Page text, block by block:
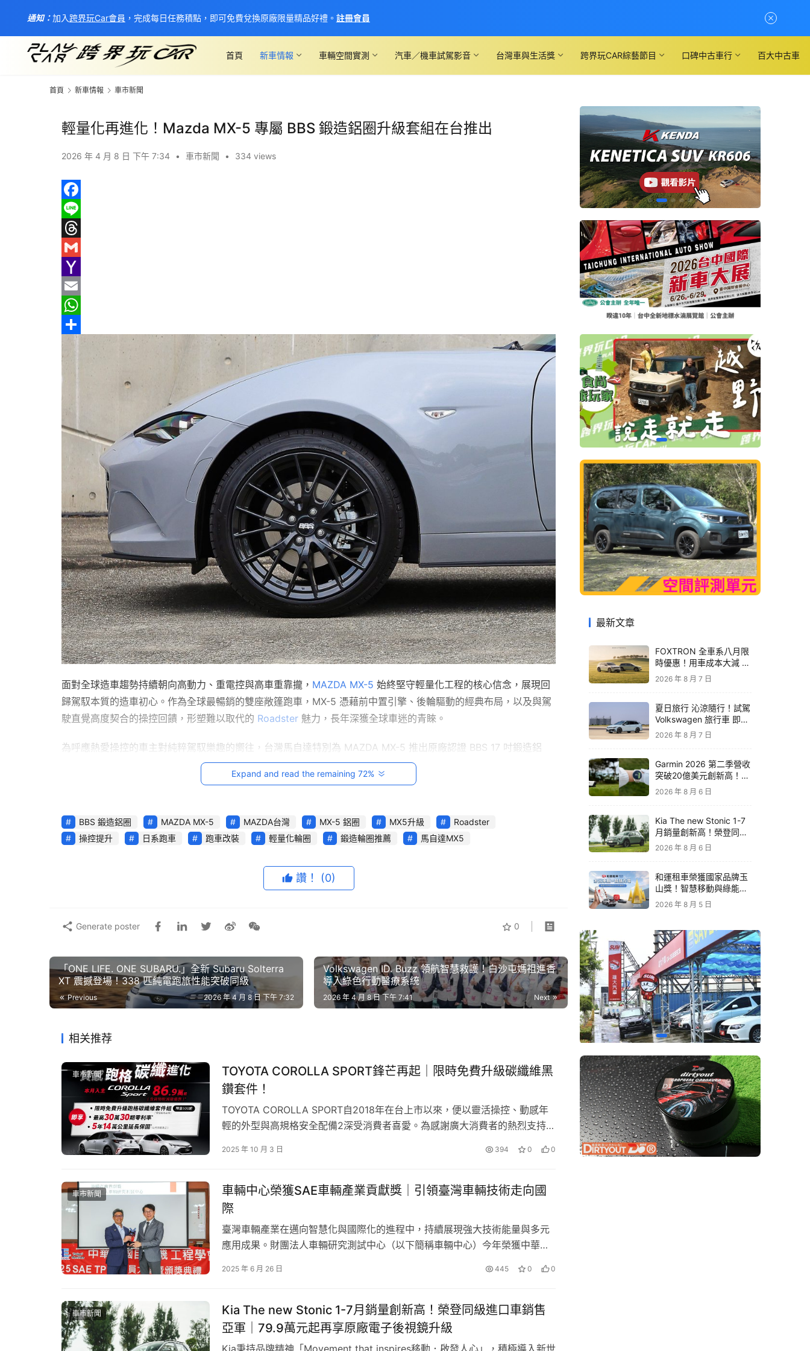
首頁 新車情報 車輛空間實測 汽車／機車試駕影音 台灣車與生活獎 跨界玩CAR綜藝節目 口碑中古車行 百大中古車
首頁 新車情報 車市新聞
輕量化再進化！Mazda MX-5 專屬 BBS 鍛造鋁圈升級套組在台推出
2026 年 4 月 8 日 下午 7:34 • 車市新聞 • 334 views
F
a
c
b
o
o
L
e
T
r
e
a
s
G
m
a
Y
a
h
o
M
E
m
i
l
W
a
t
享
面對全球造車趨勢持續朝向高動力、重電控與高車重靠攏， MAZDA MX-5 始終堅守輕量化工程的核心信念，展現回
歸駕馭本質的造車初心。作為全球最暢銷的雙座敞篷跑車，MX-5 憑藉前中置引擎、後輪驅動的經典布局，以及與駕
駛直覺高度契合的操控回饋，形塑難以取代的 Roadster 魅力，長年深獲全球車迷的青睞。
為呼應熱愛操控的車主對純粹駕馭樂趣的嚮往，台灣馬自達特別為 MAZDA MX-5 推出原廠認證 BBS 17 吋鍛造鋁
圈，全車套組售價 10 萬元。透過源自日本製造體系的經典鍛造工藝，延續 MX-5 一貫對輕量化與精準操控的工程講
究，更透過足下配置的進一步升級，帶來更俐落的車身姿態與更細膩的動態表現，為鍾情 Roadster 的車主開啟更鮮
作為 MAZDA 最能體現人馬一体駕馭樂趣的代表，MAZDA MX-5 憑藉輕盈靈巧的車身設定、前中置後輪驅動的經典
跑車布局，以及回歸駕馭本質的造車哲學，長年深受喜愛 Roadster 的車迷推崇。雙座敞篷設定所帶來的開闊感官體
驗，結合 KPC 車身平衡控制技術對彎道動態的細膩梳理，皆進一步構築出 MX-5 獨有的駕馭魅力，讓駕駛在每一次
啟程、換檔與入彎之間，都能真切感受與車輛自然相契的純粹樂趣。
Expand and read the remaining 72%
BBS 鍛造鋁圈 MAZDA MX-5 MAZDA台灣 MX-5 鋁圈 MX5升級
Roadster
操控提升
日系跑車 跑車改裝 輕量化輪圈 鍛造輪圈推薦 馬自達MX5
讚！ (0)
0
Generate poster
「ONE LIFE. ONE SUBARU.」全新 Subaru Solterra
XT 震撼登場！338 匹純電跑旅性能突破同級
Previous 2026 年 4 月 8 日 下午 7:32
Volkswagen ID. Buzz 領航智慧救護！白沙屯媽祖進香
導入綠色行動醫療系統
Next
2026 年 4 月 8 日 下午 7:41
相关推荐
車市新聞
TOYOTA COROLLA SPORT鋒芒再起｜限時免費升級碳纖維黑
鑽套件！
TOYOTA COROLLA SPORT自2018年在台上市以來，便以靈活操控、動感年
輕的外型與高規格安全配備2深受消費者喜愛。為感謝廣大消費者的熱烈支持，
更加碼【免費升級跑格碳纖維套件組(價值$25,000元)】；此外還享最高30萬
2025 年 10 月 3 日 394 0 0
車市新聞
車輛中心榮獲SAE車輛產業貢獻獎｜引領臺灣車輛技術走向國
際
臺灣車輛產業在邁向智慧化與國際化的進程中，持續展現強大技術能量與多元
應用成果。財團法人車輛研究測試中心（以下簡稱車輛中心）今年榮獲中華民
獻獎」，表彰其於科技研發、測試驗證與產業輔導等領域的卓越成就。同時，
才…
2025 年 6 月 26 日 445 0 0
車市新聞
Kia The new Stonic 1-7月銷量創新高！榮登同級進口車銷售
亞軍｜79.9萬元起再享原廠電子後視鏡升級
最新文章
FOXTRON 全車系八月限
時優惠！用車成本大減 開
啟「零稅金＋零保養」純
電新生活
2026 年 8 月 7 日
夏日旅行 沁涼隨行！試駕
Volkswagen 旅行車 即享
精品咖啡卡
2026 年 8 月 7 日
Garmin 2026 第二季營收
突破20億美元創新高！收
購 TrainingPeaks、
TrainHeroic 擴展智慧訓
2026 年 8 月 6 日
Kia The new Stonic 1-7
月銷量創新高！榮登同級
進口車銷售亞軍｜79.9萬
2026 年 8 月 6 日
和運租車榮獲國家品牌玉
山獎！智慧移動與綠能創
新 打造低碳永續新價值
2026 年 8 月 5 日
通知：加入 跨界玩Car會員 ，完成每日任務積點，即可免費兌換原廠限量精品好禮。 註冊會員